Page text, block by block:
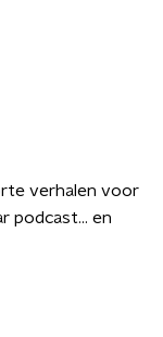
verhalen voor
podcast... en